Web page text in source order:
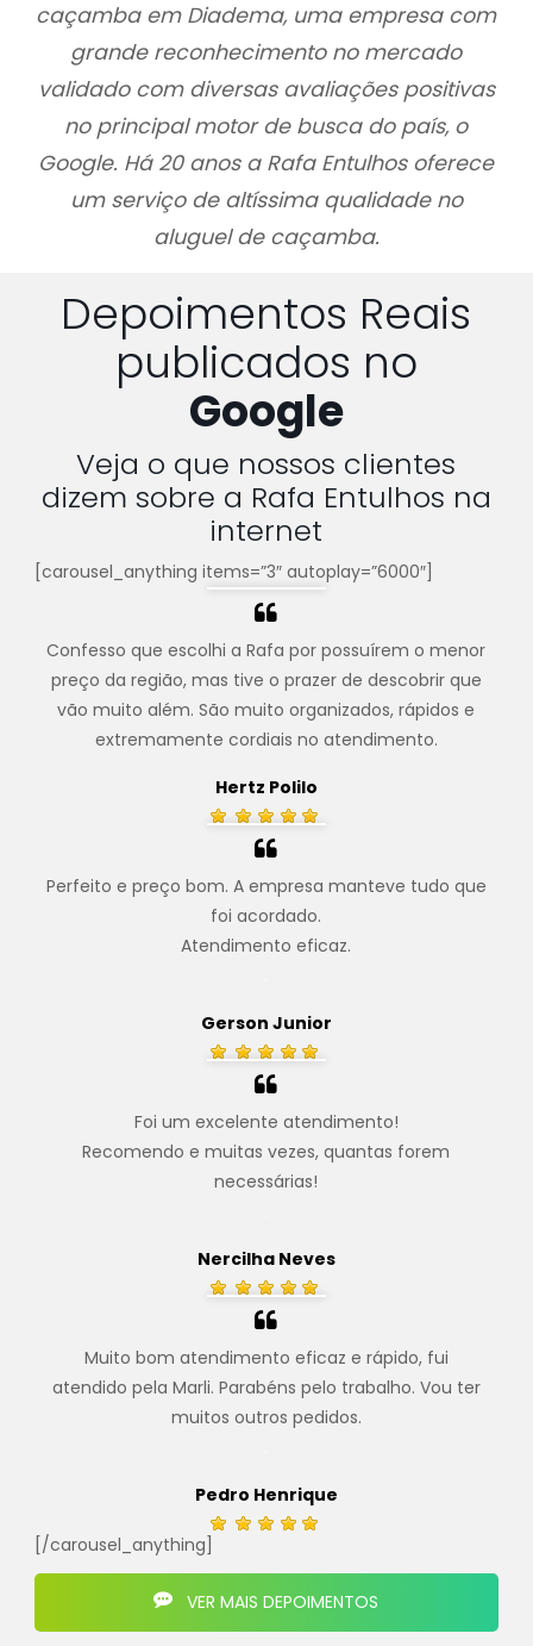
caçamba em Diadema, uma empresa com
grande reconhecimento no mercado
validado com diversas avaliações positivas
no principal motor de busca do país, o
Google. Há 20 anos a Rafa Entulhos oferece
um serviço de altíssima qualidade no
aluguel de caçamba.
Depoimentos Reais
publicados no
Google
Veja o que nossos clientes
dizem sobre a Rafa Entulhos na
internet
[carousel_anything items=”3″ autoplay=”6000″]
Confesso que escolhi a Rafa por possuírem o menor
preço da região, mas tive o prazer de descobrir que
vão muito além. São muito organizados, rápidos e
extremamente cordiais no atendimento.
Hertz Polilo
Perfeito e preço bom. A empresa manteve tudo que
foi acordado.
Atendimento eficaz.
Gerson Junior
Foi um excelente atendimento!
Recomendo e muitas vezes, quantas forem
necessárias!
Nercilha Neves
Muito bom atendimento eficaz e rápido, fui
atendido pela Marli. Parabéns pelo trabalho. Vou ter
muitos outros pedidos.
Pedro Henrique
[/carousel_anything]
VER MAIS DEPOIMENTOS